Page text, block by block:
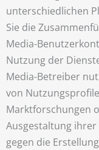
unterschiedlichen
Sie die
Media-
Nutzung der
Media-Betreiber
von
Marktforschungen
Ausgestaltung ihrer
gegen die